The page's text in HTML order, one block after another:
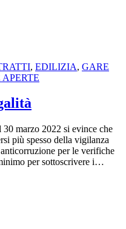
, EDILIZIA, GARE
marzo 2022 si evince che
più spesso della vigilanza
per le verifiche
per sottoscrivere i…